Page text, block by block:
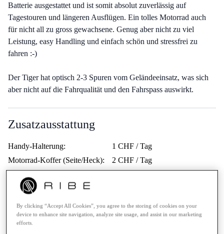
Batterie ausgestattet und ist somit absolut zuverlässig auf
Tagestouren und längeren Ausflügen. Ein tolles Motorrad auch
für nicht all zu gross gewachsene. Genug aber nicht zu viel
Leistung, easy Handling und einfach schön und stressfrei zu
fahren :-)
Der Tiger hat optisch 2-3 Spuren vom Geländeeinsatz, was sich
aber nicht auf die Fahrqualität und den Fahrspass auswirkt.
Zusatzausstattung
Handy-Halterung:
1 CHF / Tag
Motorrad-Koffer (Seite/Heck):
2 CHF / Tag
Tank-Koffer:
Was dir Fabian N. noch sagen will
By clicking “Accept All Cookies”, you agree to the storing of cookies on your
device to enhance site navigation, analyze site usage, and assist in our marketing
efforts.